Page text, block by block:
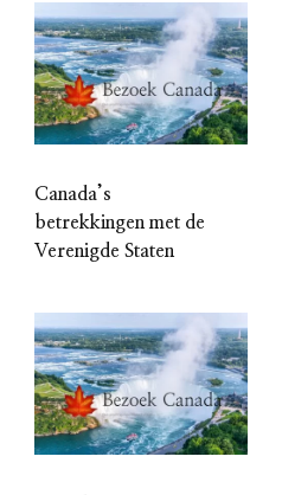
Canada’s
betrekkingen met de
Verenigde Staten